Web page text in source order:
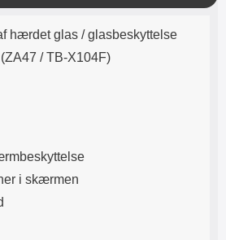
kontakt. USB Type-C til Lightning
mærket Input: AC100-240V
50/60Hz 0.8A Max Output: USB:
k
hærdet glas / glasbeskyttelse
/ TB-X104F)
i skærmen